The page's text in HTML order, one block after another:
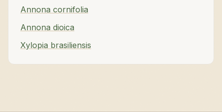
Annona cornifolia
Annona dioica
Xylopia brasiliensis